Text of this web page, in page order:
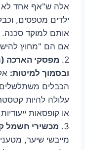
אלה ש"אף אחד לא
ילדים מטפסים,
אותם למוקד סכנה.
אם הם "מחוץ
2. מפסקי הארכה
ובסמוך למיטות:
הכבלים
עלולה להיות
או קופסאות
3.
מכשירי חשמל
מייבשי שיער,